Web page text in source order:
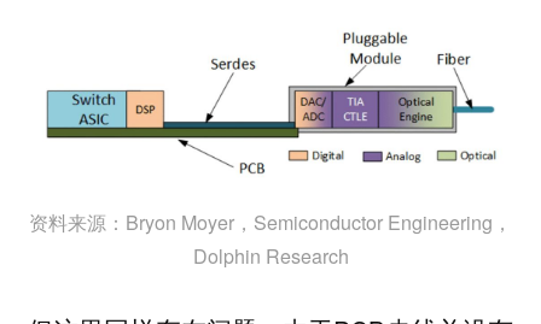
资料来源：Bryon Moyer，Semiconductor Engineering，
Dolphin Research